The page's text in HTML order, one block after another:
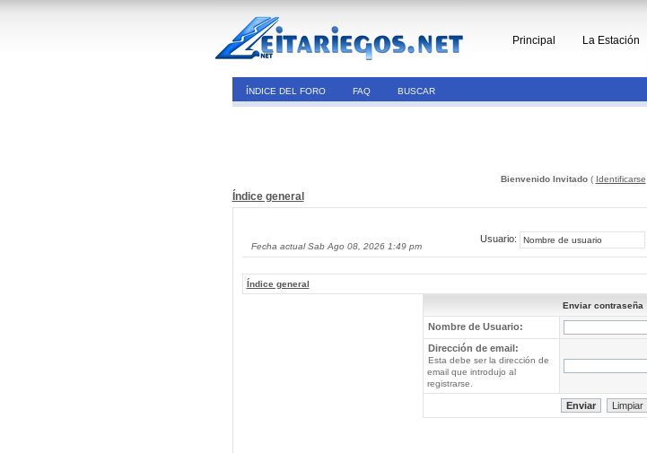
Principal La Estación
ÍNDICE DEL FORO FAQ BUSCAR
Bienvenido Invitado( Identificarse
Índice general
Fecha actual Sab Ago 08, 2026 1:49 pm
Usuario:
Índice general
Enviar contraseña
Nombre de Usuario:
Dirección de email:
Esta debe ser la dirección de
email que introdujo al
registrarse.